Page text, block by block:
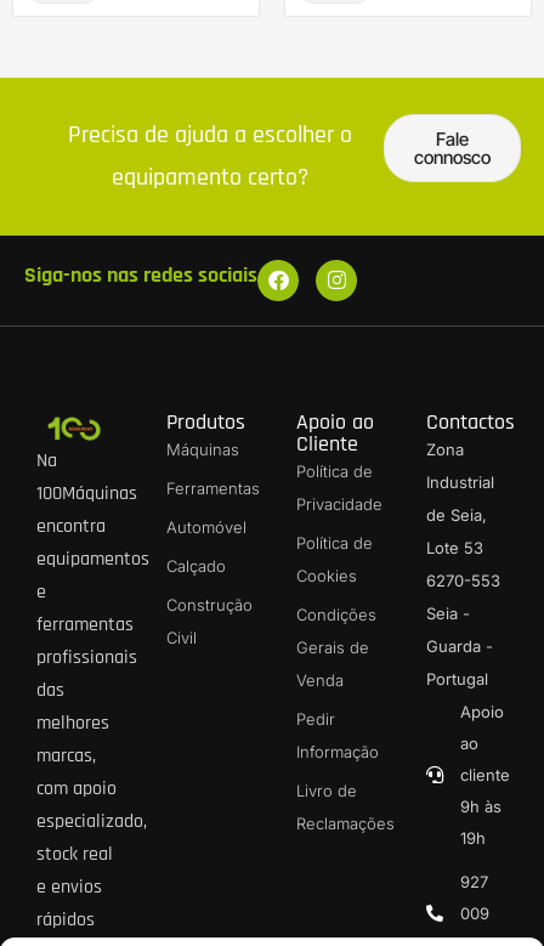
Precisa de ajuda a escolher o
equipamento certo?
Fale
connosco
Siga-nos nas redes sociais
Na
100Máquinas
encontra
equipamentos
e
ferramentas
profissionais
das
melhores
marcas,
com apoio
especializado,
stock real
e envios
rápidos
Produtos
Máquinas
Ferramentas
Automóvel
Calçado
Construção
Civil
Apoio ao
Cliente
Política de
Privacidade
Política de
Cookies
Condições
Gerais de
Venda
Pedir
Informação
Livro de
Reclamações
Contactos
Zona
Industrial
de Seia,
Lote 53
6270-553
Seia -
Guarda -
Portugal
Apoio
ao
cliente
9h às
19h
927
009